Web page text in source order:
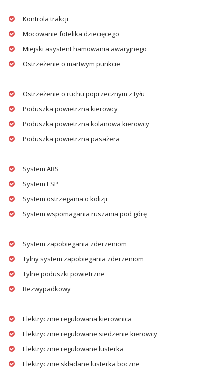
Kontrola trakcji
Mocowanie fotelika dziecięcego
Miejski asystent hamowania awaryjnego
Ostrzeżenie o martwym punkcie
Ostrzeżenie o ruchu poprzecznym z tyłu
Poduszka powietrzna kierowcy
Poduszka powietrzna kolanowa kierowcy
Poduszka powietrzna pasażera
System ABS
System ESP
System ostrzegania o kolizji
System wspomagania ruszania pod górę
System zapobiegania zderzeniom
Tylny system zapobiegania zderzeniom
Tylne poduszki powietrzne
Bezwypadkowy
Elektrycznie regulowana kierownica
Elektrycznie regulowane siedzenie kierowcy
Elektrycznie regulowane lusterka
Elektrycznie składane lusterka boczne